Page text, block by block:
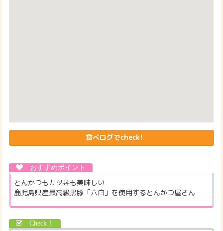
食べログでcheck!
とんかつもカツ丼も美味しい
鹿児島県産最高級黒豚「六白」を使用するとんかつ屋さん